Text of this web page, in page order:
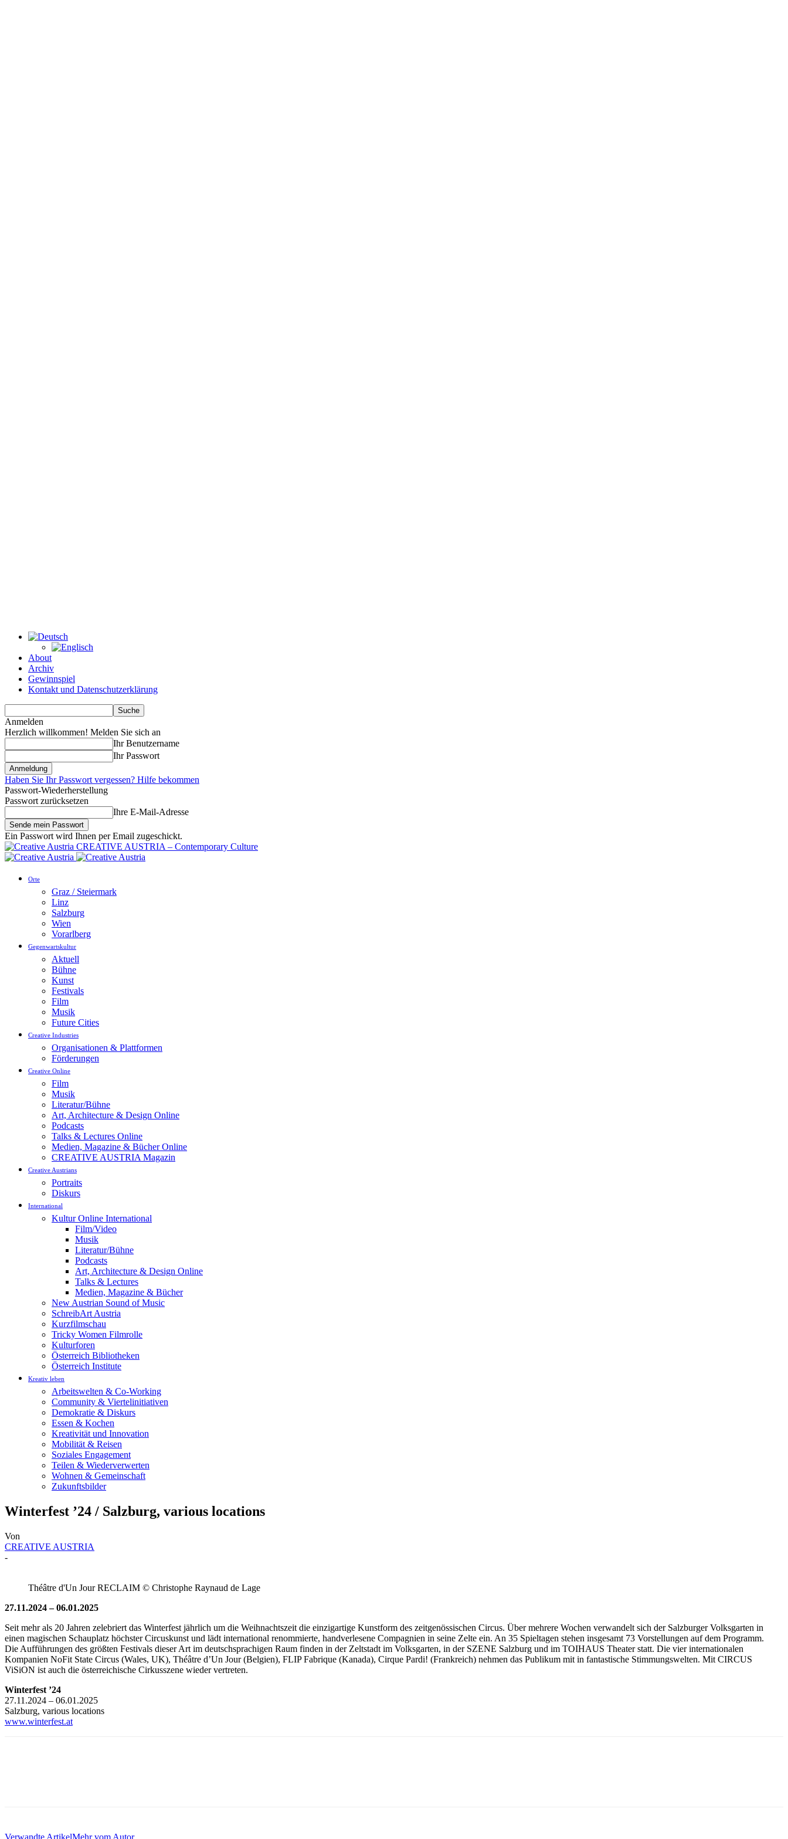
About
Archiv
Gewinnspiel
Kontakt und Datenschutzerklärung
Anmelden
Herzlich willkommen! Melden Sie sich an
Ihr Benutzername
Ihr Passwort
Haben Sie Ihr Passwort vergessen? Hilfe bekommen
Passwort-Wiederherstellung
Passwort zurücksetzen
Ihre E-Mail-Adresse
Ein Passwort wird Ihnen per Email zugeschickt.
CREATIVE AUSTRIA – Contemporary Culture
Orte
Graz / Steiermark
Linz
Salzburg
Wien
Vorarlberg
Gegenwartskultur
Aktuell
Bühne
Kunst
Festivals
Film
Musik
Future Cities
Creative Industries
Organisationen & Plattformen
Förderungen
Creative Online
Film
Musik
Literatur/Bühne
Art, Architecture & Design Online
Podcasts
Talks & Lectures Online
Medien, Magazine & Bücher Online
CREATIVE AUSTRIA Magazin
Creative Austrians
Portraits
Diskurs
International
Kultur Online International
Film/Video
Musik
Literatur/Bühne
Podcasts
Art, Architecture & Design Online
Talks & Lectures
Medien, Magazine & Bücher
New Austrian Sound of Music
SchreibArt Austria
Kurzfilmschau
Tricky Women Filmrolle
Kulturforen
Österreich Bibliotheken
Österreich Institute
Kreativ leben
Arbeitswelten & Co-Working
Community & Viertelinitiativen
Demokratie & Diskurs
Essen & Kochen
Kreativität und Innovation
Mobilität & Reisen
Soziales Engagement
Teilen & Wiederverwerten
Wohnen & Gemeinschaft
Zukunftsbilder
Winterfest ’24 / Salzburg, various locations
Von
CREATIVE AUSTRIA
-
Théâtre d'Un Jour RECLAIM © Christophe Raynaud de Lage
27.11.2024 – 06.01.2025
Seit mehr als 20 Jahren zelebriert das Winterfest jährlich um die Weihnachtszeit die einzigartige Kunstform des zeitgenössischen Circus. Über mehrere Wochen verwandelt sich der Salzburger Volksgarten in
einen magischen Schauplatz höchster Circuskunst und lädt international renommierte, handverlesene Compagnien in seine Zelte ein. An 35 Spieltagen stehen insgesamt 73 Vorstellungen auf dem Programm.
Die Aufführungen des größten Festivals dieser Art im deutschsprachigen Raum finden in der Zeltstadt im Volksgarten, in der SZENE Salzburg und im TOIHAUS Theater statt. Die vier internationalen
Kompanien NoFit State Circus (Wales, UK), Théâtre d’Un Jour (Belgien), FLIP Fabrique (Kanada), Cirque Pardi! (Frankreich) nehmen das Publikum mit in fantastische Stimmungswelten. Mit CIRCUS
ViSiON ist auch die österreichische Cirkusszene wieder vertreten.
Winterfest ’24
27.11.2024 – 06.01.2025
Salzburg, various locations
www.winterfest.at
Verwandte ArtikelMehr vom Autor